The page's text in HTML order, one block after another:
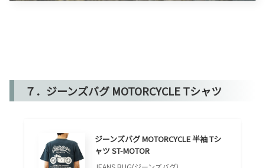
７．ジーンズバグ MOTORCYCLE Tシャツ
ジーンズバグ MOTORCYCLE 半袖 Tシ
ャツ ST-MOTOR